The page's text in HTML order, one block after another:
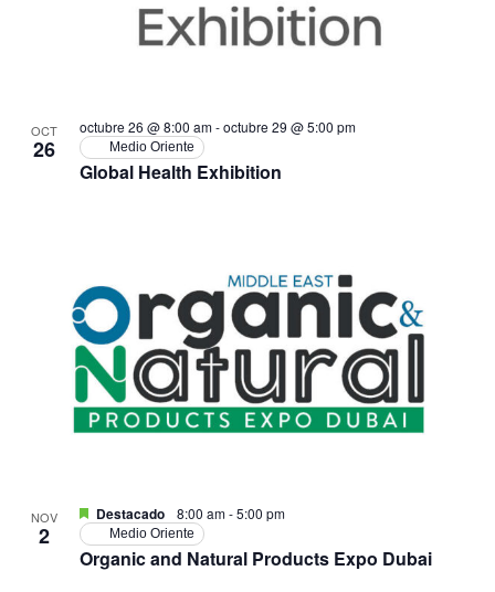
OCT
26
Global Health Exhibition
octubre 26 @ 8:00 am-octubre 29 @ 5:00 pm
Medio Oriente
NOV
2
Organic and Natural Products Expo Dubai
Destacado 8:00 am-5:00 pm
Medio Oriente